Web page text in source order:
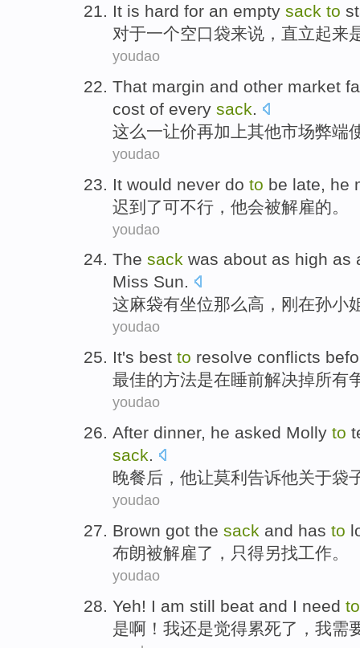
It is hard for an empty sack to
对于一个空口袋来说，直立起来
youdao
That margin and other market
cost of every sack.
这么一让价再加上其他市场弊端
youdao
It would never do to be late he
迟到了可不行， 他会被解雇的。
youdao
The sack was about as high as
Miss Sun.
这麻袋有坐位那么高 ，刚 在孙小
youdao
It's best to resolve conflicts
最佳的方法是在睡前解决掉所有
youdao
After dinner, he asked Molly to
sack.
晚餐后 ， 他让莫利 告诉他关于袋
youdao
Brown got the sack and has to
布朗被解雇了 ，只得另找工作。
youdao
Yeh! I am still beat and I need to
是啊！ 我还是觉得累死了 ，我需